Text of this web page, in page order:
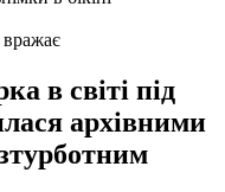
вражає
в світі під
архівними